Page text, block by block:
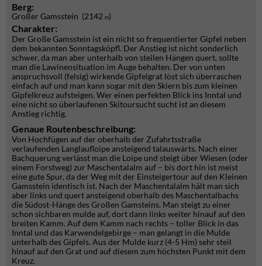
Berg:
Großer Gamsstein (2142 m)
Charakter:
Der Große Gamsstein ist ein nicht so frequentierter Gipfel neben
dem bekannten Sonntagsköpfl. Der Anstieg ist nicht sonderlich
schwer, da man aber unterhalb von steilen Hängen quert, sollte
man die Lawinensituation im Auge behalten. Der von unten
anspruchsvoll (felsig) wirkende Gipfelgrat löst sich überraschen
einfach auf und man kann sogar mit den Skiern bis zum kleinen
Gipfelkreuz aufsteigen. Wer einen perfekten Blick ins Inntal und
eine nicht so überlaufenen Skitoursucht sucht ist an diesem
Anstieg richtig.
Genaue Routenbeschreibung:
Von Hochfügen auf der oberhalb der Zufahrtsstraße
verlaufenden Langlaufloipe ansteigend talauswärts. Nach einer
Bachquerung verlässt man die Loipe und steigt über Wiesen (oder
einem Forstweg) zur Maschentalalm auf – bis dort hin ist meist
eine gute Spur, da der Weg mit der Einsteigertour auf den Kleinen
Gamsstein identisch ist. Nach der Maschentalalm hält man sich
aber links und quert ansteigend oberhalb des Maschentalbachs
die Südost-Hänge des Großen Gamsteins. Man steigt zu einer
schon sichbaren mulde auf, dort dann links weiter hinauf auf den
breiten Kamm. Auf dem Kamm nach rechts – toller Blick in das
Inntal und das Karwendelgebirge – man gelangt in die Mulde
unterhalb des Gipfels. Aus der Mulde kurz (4-5 Hm) sehr steil
hinauf auf den Grat und auf diesem zum höchsten Punkt mit dem
Kreuz.